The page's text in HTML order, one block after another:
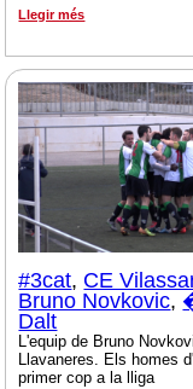
Llegir més
#3cat, CE
Bruno Novkovic,
Dalt
L'equip de Bruno
Llavaneres. Els homes
primer cop a la lliga